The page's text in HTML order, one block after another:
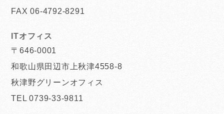
FAX 06-4792-8291
ITオフィス
〒646-0001
和歌山県田辺市上秋津4558-8
秋津野グリーンオフィス
TEL 0739-33-9811